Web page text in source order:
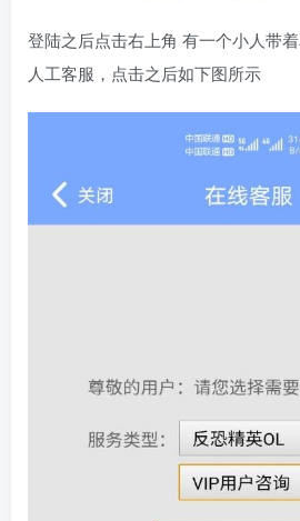
登陆之后点击右上角 有一个小人带
人工客服，点击之后如下图所示